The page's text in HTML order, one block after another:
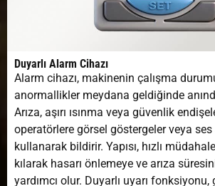
Duyarlı Alarm Cihazı
Alarm cihazı, makinenin çalışma
anormallikler meydana geldiğinde
Arıza, aşırı ısınma veya güvenlik
operatörlere görsel göstergeler veya
kullanarak bildirir. Yapısı, hızlı
kılarak hasarı önlemeye ve arıza
yardımcı olur. Duyarlı uyarı fonksiyonu,